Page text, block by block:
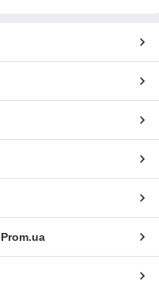
Prom.ua